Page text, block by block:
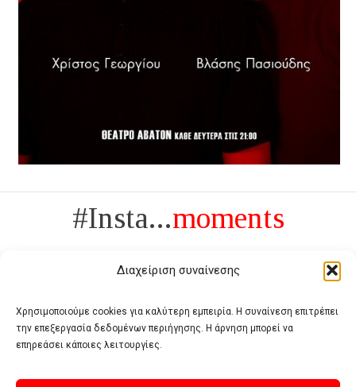
Διαχείριση συναίνεσης
Χρησιμοποιούμε cookies για καλύτερη εμπειρία. Η συναίνεση επιτρέπει
την επεξεργασία δεδομένων περιήγησης. Η άρνηση μπορεί να
επηρεάσει κάποιες λειτουργίες.
#Insta...moments
Πολυτέλεια δεν είναι το αντίθετο της ανέχειας, είναι το αντίθετο της